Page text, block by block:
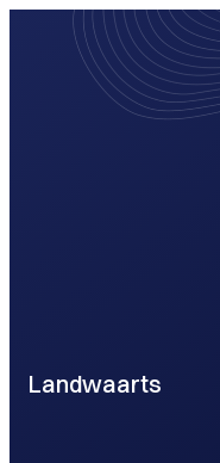
Landwaarts